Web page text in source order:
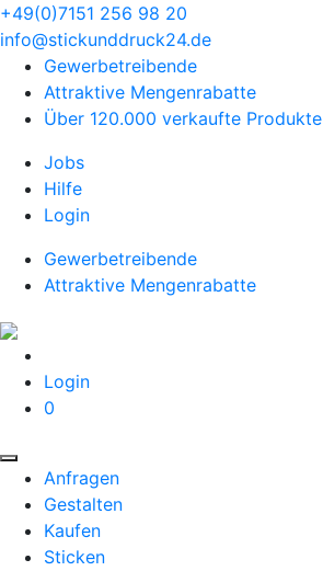
+49(0)7151 256 98 20‬
info@stickunddruck24.de
Gewerbetreibende
Attraktive Mengenrabatte
Über 120.000 verkaufte Produkte
Jobs
Hilfe
Login
Gewerbetreibende
Attraktive Mengenrabatte
Login
0
Anfragen
Gestalten
Kaufen
Sticken